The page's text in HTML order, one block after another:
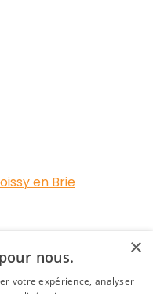
en Brie
×
nous.
votre expérience, analyser